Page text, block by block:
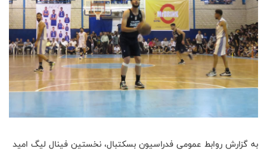
به گزارش روابط عمومی فدراسیون بسکتبال، نخستین فینال لیگ امید